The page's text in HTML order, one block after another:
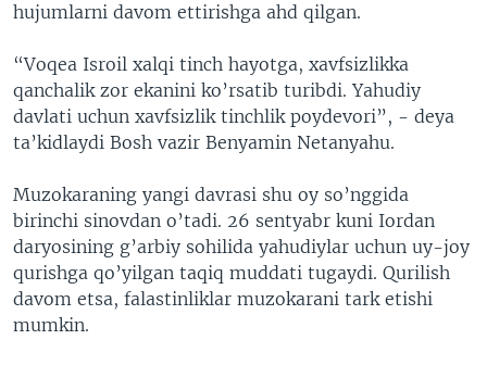
hujumlarni davom ettirishga ahd qilgan.
“Voqea Isroil xalqi tinch hayotga, xavfsizlikka
qanchalik zor ekanini ko’rsatib turibdi. Yahudiy
davlati uchun xavfsizlik tinchlik poydevori”, - deya
ta’kidlaydi Bosh vazir Benyamin Netanyahu.
Muzokaraning yangi davrasi shu oy so’nggida
birinchi sinovdan o’tadi. 26 sentyabr kuni Iordan
daryosining g’arbiy sohilida yahudiylar uchun uy-joy
qurishga qo’yilgan taqiq muddati tugaydi. Qurilish
davom etsa, falastinliklar muzokarani tark etishi
mumkin.